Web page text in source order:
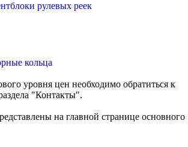
рулевых реек
кольца
уровня цен необходимо обратиться к
"Контакты".
на главной странице основного